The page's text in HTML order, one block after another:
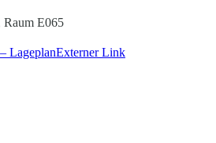
Raum E065
LageplanExterner Link